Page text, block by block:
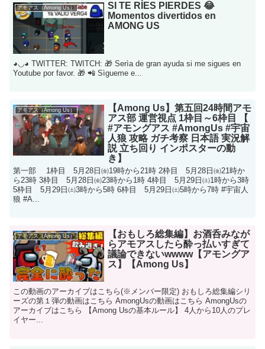
アモアス（Among Us）
SI TE RÍES PIERDES 😂
Momentos divertidos en
AMONG US
◕◡◕ TWITTER: TWITCH: 🎁 Serìa de gran ayuda si me sigues en
Youtube por favor. 🎁 📲 Sìgueme e...
アモアス（Among Us）
【Among Us】第五回24時間アモ
アス部 運営視点 1枠目～6枠目 【
#アモングアス #AmongUs #宇宙
人狼 攻略 ガチ考察 日本語 実況解
説 立ち回り インポスターの動
き】
第一部 1枠目 5月28日㈮19時から21時 2枠目 5月28日㈮21時か
ら23時 3枠目 5月28日㈮23時から1時 4枠目 5月29日㈯1時から3時
5枠目 5月29日㈯3時から5時 6枠目 5月29日㈯5時から7時 #宇宙人
狼 #A...
アモアス（Among Us）
【おもしろ総集編】お酒呑みなが
らアモアスしたら酔っ払いすぎて
議論できないwwww【アモングア
ス】【Among Us】
この動画のアーカイブはこちら(※メンバー限定) おもしろ総集編シリ
ーズの第１弾の動画はこちら AmongUsの動画はこちら AmongUsの
アーカイブはこちら 【Among Usの基本ルール】 4人から10人のプレ
イヤー...